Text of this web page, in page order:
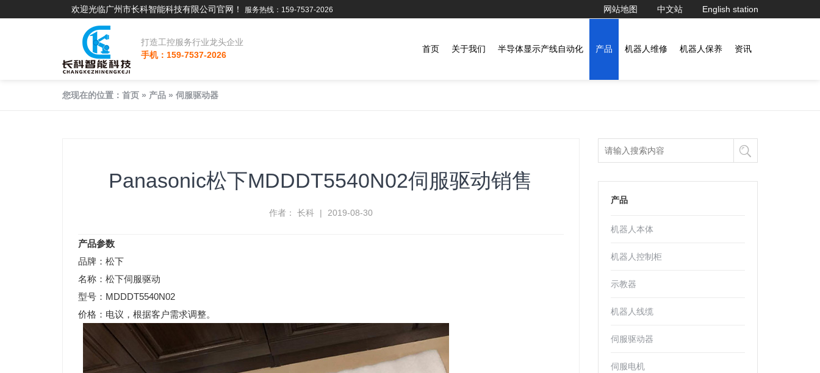
网站地图 中文站 English station
欢迎光临广州市长科智能科技有限公司官网！ 服务热线：159-7537-2026
打造工控服务行业龙头企业
手机：159-7537-2026
首页 关于我们 半导体显示产线自动化 产品 机器人维修 机器人保养 资讯
您现在的位置： 首页 » 产品 » 伺服驱动器
Panasonic松下MDDDT5540N02伺服驱动销售
作者： 长科 | 2019-08-30
产品参数
品牌：松下
名称：松下伺服驱动
型号： MDDDT5540N02
价格：电议，根据客户需求调整。
产品
机器人本体
机器人控制柜
示教器
机器人线缆
伺服驱动器
伺服电机